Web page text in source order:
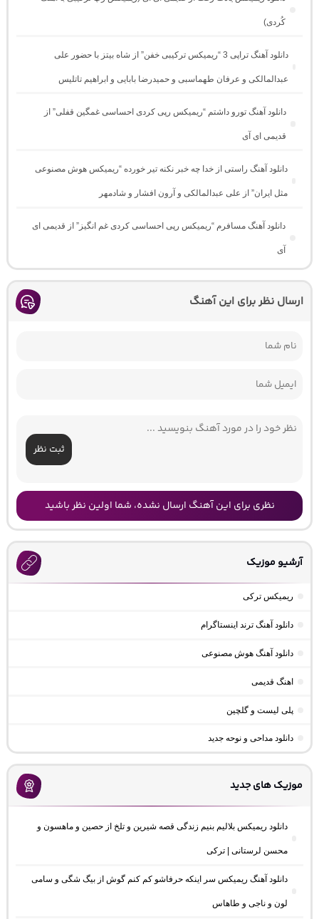
کُردی)
دانلود آهنگ تراپی 3 “ریمیکس ترکیبی خفن” از شاه بیتز با حضور علی
عبدالمالکی و عرفان طهماسبی و حمیدرضا بابایی و ابراهیم تاتلیس
دانلود آهنگ تورو داشتم “ریمیکس رپی کردی احساسی غمگین قفلی” از
قدیمی ای آی
دانلود آهنگ راستی از خدا چه خبر نکنه تیر خورده “ریمیکس هوش مصنوعی
مثل ایران” از علی عبدالمالکی و آرون افشار و شادمهر
دانلود آهنگ مسافرم “ریمیکس رپی احساسی کردی غم انگیز” از قدیمی ای
آی
ارسال نظر برای این آهنگ
ثبت نظر
نظری برای این آهنگ ارسال نشده، شما اولین نظر باشید
آرشیو موزیک
ریمیکس ترکی
دانلود آهنگ ترند اینستاگرام
دانلود آهنگ هوش مصنوعی
اهنگ قدیمی
پلی لیست و گلچین
دانلود مداحی و نوحه جدید
موزیک های جدید
دانلود ریمیکس بلالیم بنیم زندگی قصه شیرین و تلخ از حصین و ماهسون و
محسن لرستانی | ترکی
دانلود آهنگ ریمیکس سر اینکه حرفاشو کم کنم گوش از بیگ شگی و سامی
لون و ناجی و طاهاس